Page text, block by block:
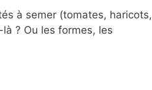
à semer (tomates, haricots,
? Ou les formes, les